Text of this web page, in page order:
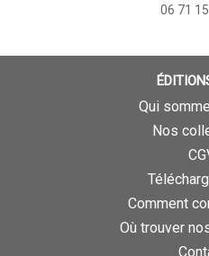
06 71
Qui
Nos
Comment
Où trouver